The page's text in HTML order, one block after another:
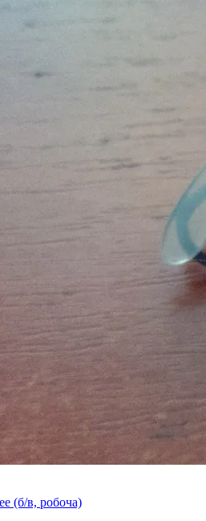
(б/в, робоча)